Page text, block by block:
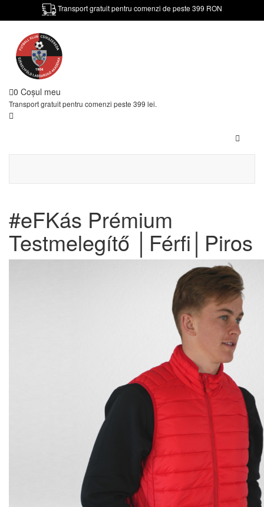
Transport gratuit pentru comenzi de peste 399 RON
0 Coşul meu
Transport gratuit pentru comenzi peste 399 lei.
Toggle
#eFKás Prémium
Testmelegítő │Férfi│Piros